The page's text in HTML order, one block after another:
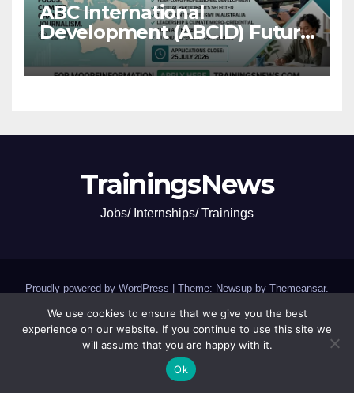
ABC International
Development (ABCID) Future
Voices Program 2026
TrainingsNews
Jobs/ Internships/ Trainings
Proudly powered by WordPress Theme: Newsup by Themeansar.
Jobs and Internships SCHOLARSHIPS and GRANTS
Trainings,Camp,Conferences
We use cookies to ensure that we give you the best
experience on our website. If you continue to use this site we
will assume that you are happy with it.
Ok